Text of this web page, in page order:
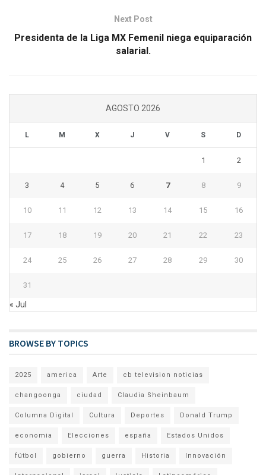
Next Post
Presidenta de la Liga MX Femenil niega equiparación
salarial.
AGOSTO 2026
L M X J V S D
1 2
3 4 5 6 7 8 9
10 11 12 13 14 15 16
17 18 19 20 21 22 23
24 25 26 27 28 29 30
31
« Jul
BROWSE BY TOPICS
2025 america Arte cb television noticias
changoonga ciudad Claudia Sheinbaum
Columna Digital Cultura Deportes Donald Trump
economia Elecciones españa Estados Unidos
fútbol gobierno guerra Historia Innovación